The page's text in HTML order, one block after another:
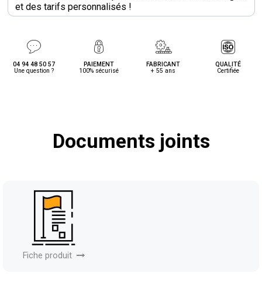
et des tarifs personnalisés !
04 94 48 50 57
Une question ?
PAIEMENT
100% sécurisé
FABRICANT
+ 55 ans
QUALITÉ
Certifiée
Documents joints
Fiche produit